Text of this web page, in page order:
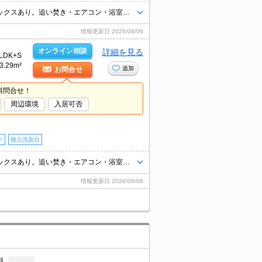
情報更新日 2026/08/06
オンライン相談
お問合せ
詳細を見る
追加
合せ！
周辺環境
入居可否
独立洗面台
情報更新日 2026/08/06